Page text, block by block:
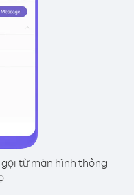
từ màn hình thông